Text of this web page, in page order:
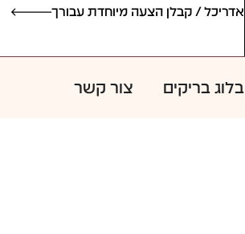
אדריכל / קבלן הצעה מיוחדת עבורך
אדריכל / קבלן הצעה מיוחדת עבורך
בלוג בריקים צור קשר